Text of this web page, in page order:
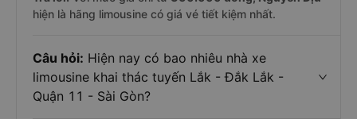
hiện là hãng limousine có giá vé tiết kiệm nhất.
Câu hỏi: Hiện nay có bao nhiêu nhà xe
limousine khai thác tuyến Lắk - Đắk Lắk -
Quận 11 - Sài Gòn?